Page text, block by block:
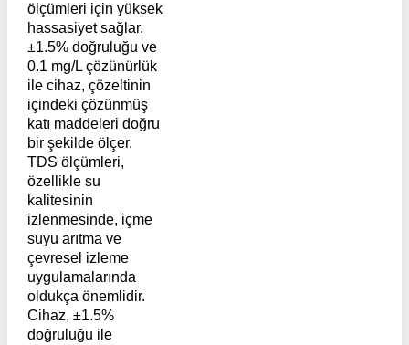
ölçümleri için yüksek
hassasiyet sağlar.
±1.5% doğruluğu ve
0.1 mg/L çözünürlük
ile cihaz, çözeltinin
içindeki çözünmüş
katı maddeleri doğru
bir şekilde ölçer.
TDS ölçümleri,
özellikle su
kalitesinin
izlenmesinde, içme
suyu arıtma ve
çevresel izleme
uygulamalarında
oldukça önemlidir.
Cihaz, ±1.5%
doğruluğu ile